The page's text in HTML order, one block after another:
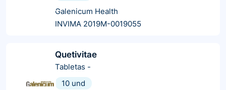
Galenicum Health
INVIMA 2019M-0019055
Quetivitae
Tabletas -
10 und